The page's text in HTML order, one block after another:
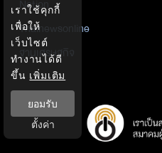
Nation
Thainewsonline
ฐานเศรษฐกิจ
เราใช้คุกกี้
เพื่อให้
เว็บไซต์
ทำงานได้ดี
ขึ้น เพิ่มเติม
ยอมรับ
ตั้งค่า